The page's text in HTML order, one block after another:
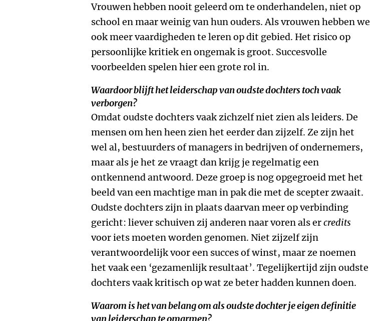
Vrouwen hebben nooit geleerd om te onderhandelen, niet op
school en maar weinig van hun ouders. Als vrouwen hebben we
ook meer vaardigheden te leren op dit gebied. Het risico op
persoonlijke kritiek en ongemak is groot. Succesvolle
voorbeelden spelen hier een grote rol in.
Waardoor blijft het leiderschap van oudste dochters toch vaak
verborgen?
Omdat oudste dochters vaak zichzelf niet zien als leiders. De
mensen om hen heen zien het eerder dan zijzelf. Ze zijn het
wel al, bestuurders of managers in bedrijven of ondernemers,
maar als je het ze vraagt dan krijg je regelmatig een
ontkennend antwoord. Deze groep is nog opgegroeid met het
beeld van een machtige man in pak die met de scepter zwaait.
Oudste dochters zijn in plaats daarvan meer op verbinding
gericht: liever schuiven zij anderen naar voren als ercredits
voor iets moeten worden genomen. Niet zijzelf zijn
verantwoordelijk voor een succes of winst, maar ze noemen
het vaak een ‘gezamenlijk resultaat’. Tegelijkertijd zijn oudste
dochters vaak kritisch op wat ze beter hadden kunnen doen.
Waarom is het van belang om als oudste dochter je eigen definitie